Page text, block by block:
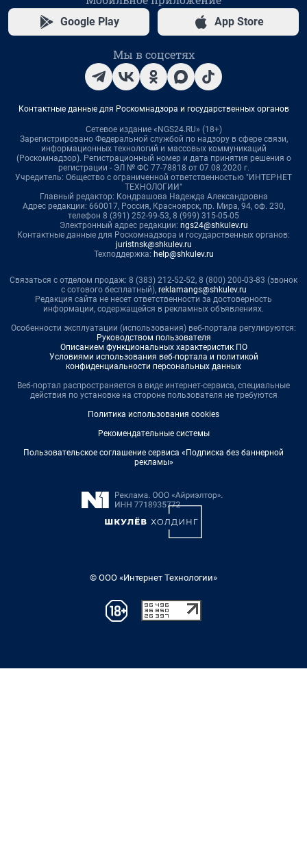
Google Play App Store
Мы в соцсетях
Контактные данные для Роскомнадзора и государственных органов
Сетевое издание «NGS24.RU» (18+)
Зарегистрировано Федеральной службой по надзору в сфере связи,
информационных технологий и массовых коммуникаций
(Роскомнадзор). Регистрационный номер и дата принятия решения о
регистрации - ЭЛ № ФС 77-78818 от 07.08.2020 г.
Учредитель: Общество с ограниченной ответственностью "ИНТЕРНЕТ
ТЕХНОЛОГИИ"
Главный редактор: Кондрашова Надежда Александровна
Адрес редакции: 660017, Россия, Красноярск, пр. Мира, 94, оф. 230,
телефон 8 (391) 252-99-53, 8 (999) 315-05-05
Электронный адрес редакции: ngs24@shkulev.ru
Контактные данные для Роскомнадзора и государственных органов:
juristnsk@shkulev.ru
Техподдержка: help@shkulev.ru
Связаться с отделом продаж: 8 (383) 212-52-52, 8 (800) 200-03-83 (звонок
с сотового бесплатный), reklamangs@shkulev.ru
Редакция сайта не несет ответственности за достоверность
информации, содержащейся в рекламных объявлениях.
Особенности эксплуатации (использования) веб-портала регулируются:
Руководством пользователя
Описанием функциональных характеристик ПО
Условиями использования веб-портала и политикой
конфиденциальности персональных данных
Веб-портал распространяется в виде интернет-сервиса, специальные
действия по установке на стороне пользователя не требуются
Политика использования cookies
Рекомендательные системы
Пользовательское соглашение сервиса «Подписка без баннерной
рекламы»
© ООО «Интернет Технологии»